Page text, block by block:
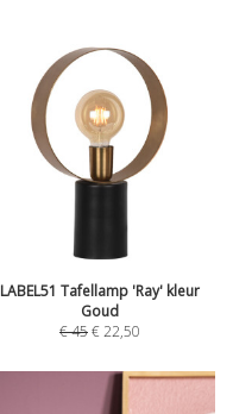
LABEL51 Tafellamp 'Ray' kleur
Goud
€45€22,50